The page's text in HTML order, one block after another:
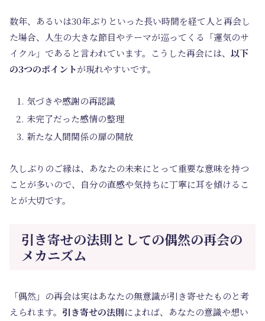
数年、あるいは30年ぶりといった長い時間を経て人と再会し
た場合、人生の大きな節目やテーマが巡ってくる「運気のサ
イクル」であると言われています。こうした再会には、 以下
の3つのポイントが現れやすいです。
気づきや感謝の再認識
未完了だった感情の整理
新たな人間関係の扉の開放
久しぶりのご縁は、あなたの未来にとって重要な意味を持つ
ことが多いので、自分の直感や気持ちに丁寧に耳を傾けるこ
とが大切です。
引き寄せの法則としての偶然の再会の
メカニズム
「偶然」の再会は実はあなたの無意識が引き寄せたものと考
えられます。 引き寄せの法則によれば、あなたの意識や想い